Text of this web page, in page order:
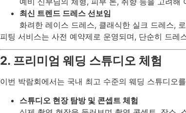
최신 트렌드 드레스 선보임
화려한 레이스 드레스, 클래식한 실크 드레스,
피팅 서비스는 사전 예약제로 운영되며, 단순히 드
2. 프리미엄 웨딩 스튜디오 체험
이번 박람회에서는 국내 최고 수준의 웨딩 스튜디오
스튜디오 현장 탐방 및 콘셉트 체험